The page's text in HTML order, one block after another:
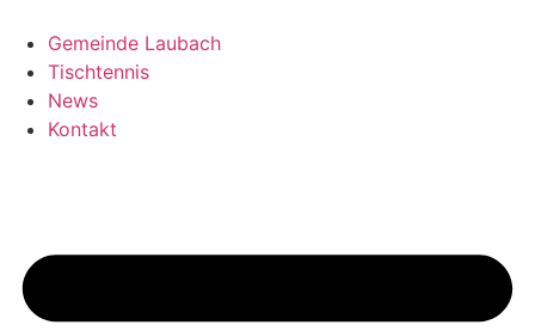
Inhalt
springen
Gemeinde Laubach
Tischtennis
News
Kontakt